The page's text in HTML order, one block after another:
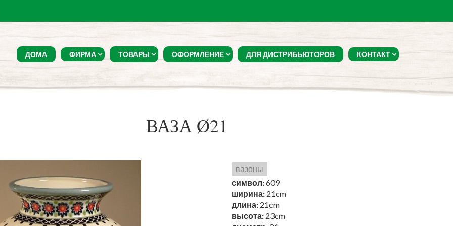
ДОМА ФИРМА ТОВАРЫ ОФОРМЛЕНИЕ ДЛЯ ДИСТРИБЬЮТОРОВ КОНТАКТ
ВАЗА Ø21
вазоны
символ:609
ширина: 21cm
длина: 21cm
высота: 23cm